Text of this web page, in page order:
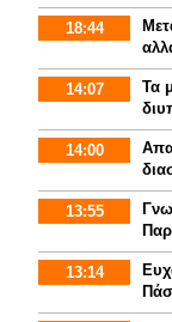
18:44
14:07
Τα
14:00
13:55
13:14